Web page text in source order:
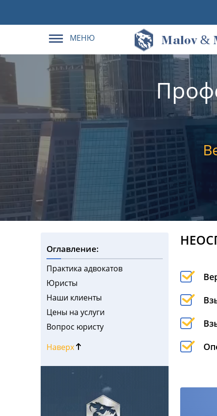
МЕНЮ Malov &
Оглавление:
Практика адвокатов
Юристы
Наши клиенты
Цены на услуги
Вопрос юристу
Наверх